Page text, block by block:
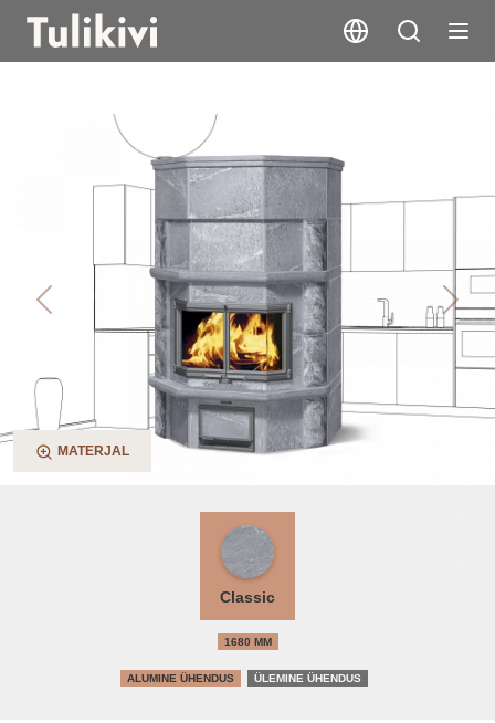
TLU2687/11
Previous Next
MATERJAL
Classic
1680 MM
ALUMINE ÜHENDUS ÜLEMINE ÜHENDUS